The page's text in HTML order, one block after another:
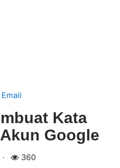
Kata
Google
360